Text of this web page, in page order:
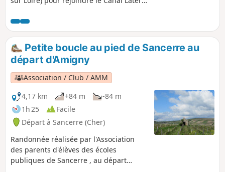
puis rejoint le circuit "Loire à Vélo" pour
arriver à Cosne-Cours-sur-Loire,
charmante petite bourgade chargée
d'histoire.
Petite boucle au pied de Sancerre au
départ d'Amigny
Association / Club / AMM
4,17 km
+84 m
-84 m
1h 25
Facile
Départ à Sancerre (Cher)
Randonnée réalisée par l'Association
des parents d'élèves des écoles
publiques de Sancerre , au départ